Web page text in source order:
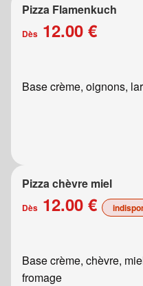
Pizza Flamenkuch
Dès 12.00 €
Base crème, oignons,
Pizza chèvre miel
Dès 12.00 €
Base crème, chèvre,
fromage